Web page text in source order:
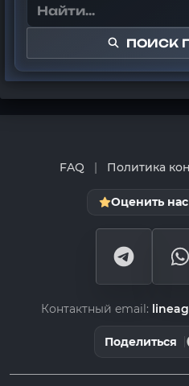
ПОИСК
FAQ | Политика
Оценить
Контактный email:
Поделиться